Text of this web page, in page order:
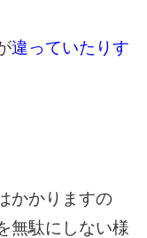
違っていたりす
かかりますの
無駄にしない様